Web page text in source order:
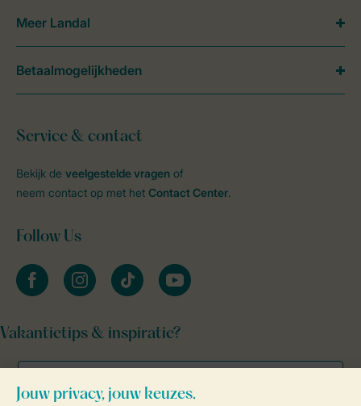
Service & contact
Bekijk de veelgestelde vragen of
neem contact op met het Contact Center.
Follow Us
facebookinstagramtiktok youtube
Vakantietips & inspiratie?
Meer Landal
Betaalmogelijkheden